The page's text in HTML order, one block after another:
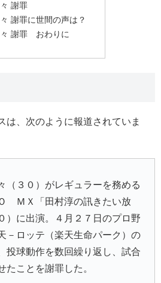
謝罪
謝罪に世間の声は？
謝罪 おわりに
は、次のように報道されていま
（３０）がレギュラーを務める
ＭＸ「 田村淳の訊きたい放
）に出演。４月２７日のプロ野
－ロッテ（楽天生命パーク）の
投球動作を数回繰り返し、試合
たことを謝罪した。